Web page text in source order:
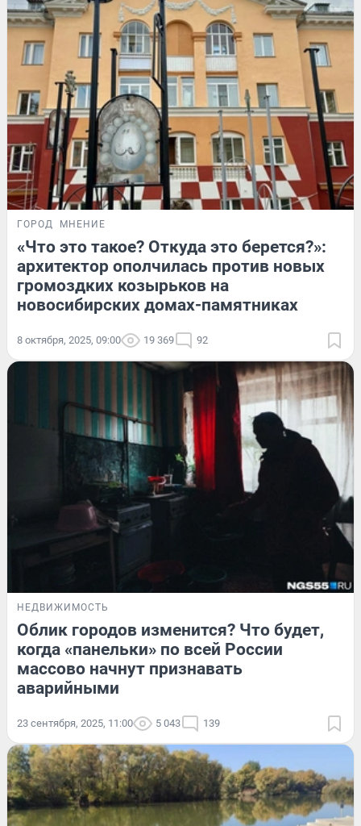
ГОРОД МНЕНИЕ
«Что это такое? Откуда это берется?»:
архитектор ополчилась против новых
громоздких козырьков на
новосибирских домах-памятниках
8 октября, 2025, 09:00 19 369 92
НЕДВИЖИМОСТЬ
Облик городов изменится? Что будет,
когда «панельки» по всей России
массово начнут признавать
аварийными
23 сентября, 2025, 11:00 5 043 139